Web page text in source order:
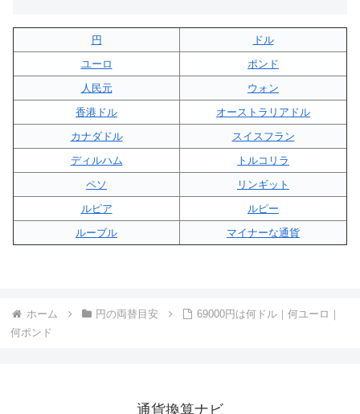
円
ドル
ユーロ
ポンド
人民元
ウォン
香港ドル
オーストラリアドル
カナダドル
スイスフラン
ディルハム
トルコリラ
ペソ
リンギット
ルピア
ルピー
ルーブル
マイナーな通貨
ホーム 円の両替目安
69000円は何ドル｜何ユーロ｜
何ポンド
通貨換算ナビ